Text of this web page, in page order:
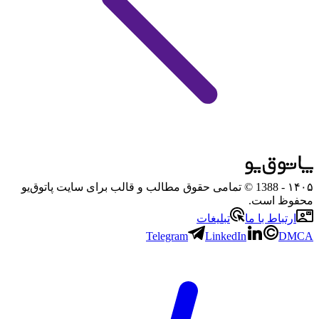
۱۴۰۵
- 1388 © تمامی حقوق مطالب و قالب برای سایت پاتوق‌یو
محفوظ است.
ارتباط با ما
تبلیغات
Telegram
LinkedIn DMCA